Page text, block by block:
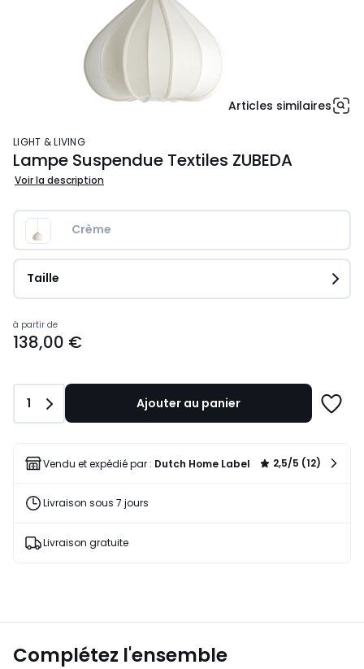
Articles similaires
LIGHT & LIVING
Lampe Suspendue Textiles ZUBEDA
Voir la description
Crème
Taille
Prix
à
à partir de
138,00 €
Quantité
1 Ajouter au panier
liste
Vendu et expédié par : Dutch Home Label 2,5/5 (12)
Livraison sous 7 jours
Livraison gratuite
Complétez l'ensemble